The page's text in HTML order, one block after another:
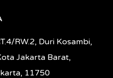
RW.2, Duri Kosambi,
Jakarta Barat,
11750